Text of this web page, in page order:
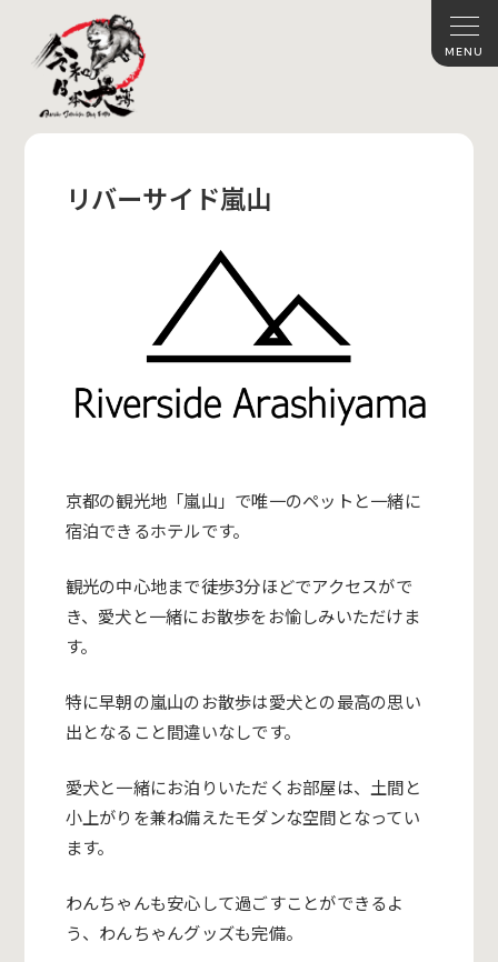
リバーサイド嵐山
京都の観光地「嵐山」で唯一のペットと一緒に
宿泊できるホテルです。
観光の中心地まで徒歩3分ほどでアクセスがで
き、愛犬と一緒にお散歩をお愉しみいただけま
す。
特に早朝の嵐山のお散歩は愛犬との最高の思い
出となること間違いなしです。
愛犬と一緒にお泊りいただくお部屋は、土間と
小上がりを兼ね備えたモダンな空間となってい
ます。
わんちゃんも安心して過ごすことができるよ
う、わんちゃんグッズも完備。